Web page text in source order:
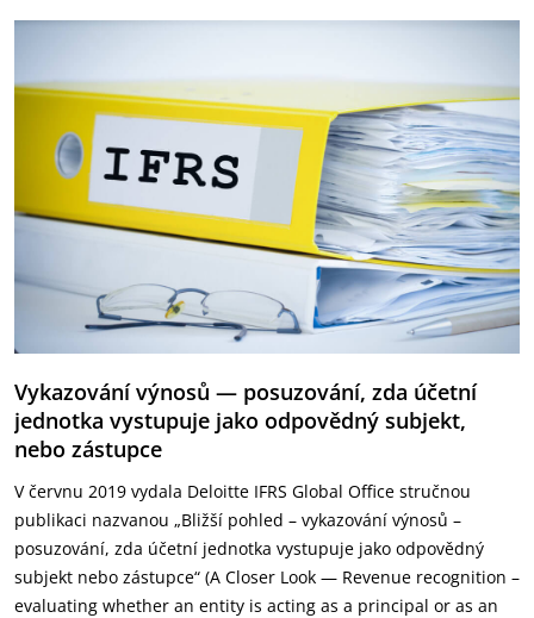
Vykazování výnosů — posuzování, zda účetní
jednotka vystupuje jako odpovědný subjekt,
nebo zástupce
V červnu 2019 vydala Deloitte IFRS Global Office stručnou
publikaci nazvanou „Bližší pohled – vykazování výnosů –
posuzování, zda účetní jednotka vystupuje jako odpovědný
subjekt nebo zástupce“ (A Closer Look — Revenue recognition –
evaluating whether an entity is acting as a principal or as an